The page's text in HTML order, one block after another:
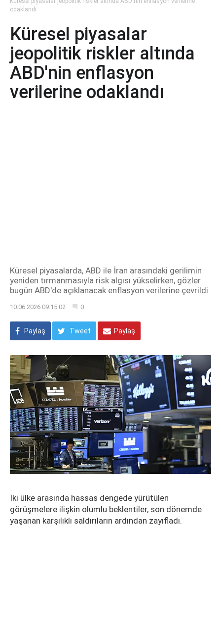
odaklandı
Küresel piyasalar
jeopolitik riskler altında
ABD'nin enflasyon
verilerine odaklandı
Küresel piyasalarda, ABD ile İran arasındaki gerilimin
yeniden tırmanmasıyla risk algısı yükselirken, gözler
bugün ABD'de açıklanacak enflasyon verilerine çevrildi.
10.06.2026 09:15:02 0
Paylaş Tweet Paylaş
İki ülke arasında hassas dengede yürütülen
görüşmelere ilişkin olumlu beklentiler, son dönemde
yaşanan karşılıklı saldırıların ardından zayıfladı.